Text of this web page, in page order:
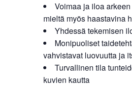
Voimaa ja iloa
mieltä myös haastavina
Yhdessä tekemisen
Monipuoliset
vahvistavat luovuutta ja
Turvallinen tila
kuvien kautta